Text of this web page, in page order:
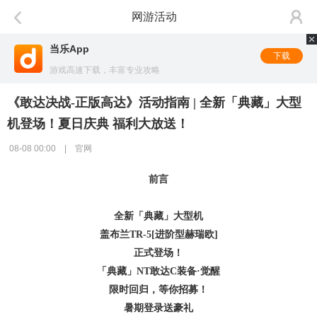
网游活动
当乐App
游戏高速下载，丰富专业攻略
下载
《敢达决战-正版高达》活动指南 | 全新「典藏」大型
机登场！夏日庆典 福利大放送！
08-08 00:00 | 官网
前言
全新「典藏」大型机
盖布兰TR-5[进阶型赫瑞欧]
正式登场！
「典藏」NT敢达C装备·觉醒
限时回归，等你招募！
暑期登录送豪礼